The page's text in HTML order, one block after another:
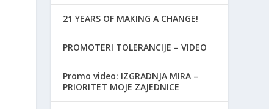
21 YEARS OF MAKING A CHANGE!
PROMOTERI TOLERANCIJE – VIDEO
Promo video: IZGRADNJA MIRA –
PRIORITET MOJE ZAJEDNICE